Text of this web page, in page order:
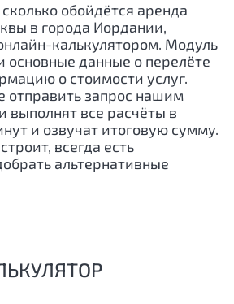
обойдётся аренда
в города Иордании,
калькулятором. Модуль
основные данные о перелёте
о стоимости услуг.
запрос нашим
все расчёты в
и озвучат итоговую сумму.
всегда есть
альтернативные